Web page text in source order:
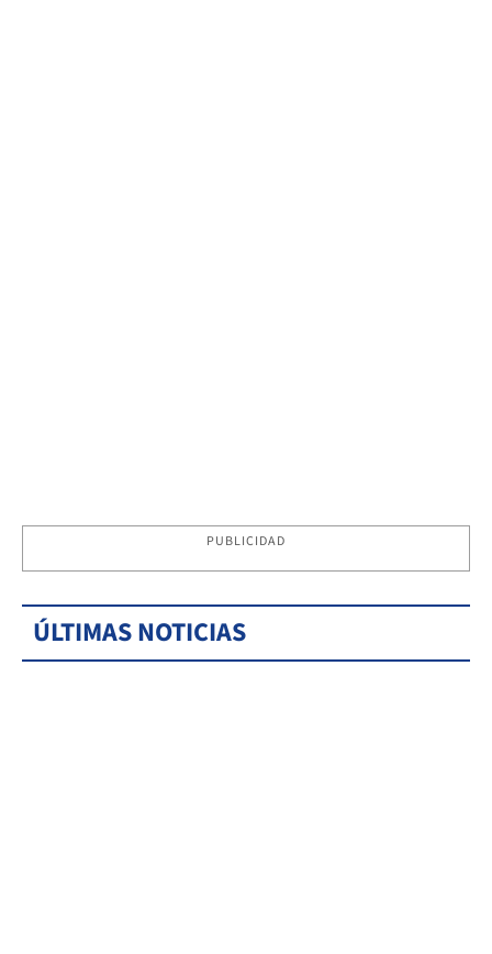
PUBLICIDAD
ÚLTIMAS NOTICIAS